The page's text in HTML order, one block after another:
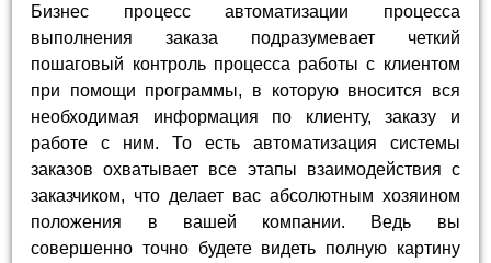
Бизнес процесс автоматизации процесса
выполнения заказа подразумевает четкий
пошаговый контроль процесса работы с клиентом
при помощи программы, в которую вносится вся
необходимая информация по клиенту, заказу и
работе с ним. То есть автоматизация системы
заказов охватывает все этапы взаимодействия с
заказчиком, что делает вас абсолютным хозяином
положения в вашей компании. Ведь вы
совершенно точно будете видеть полную картину